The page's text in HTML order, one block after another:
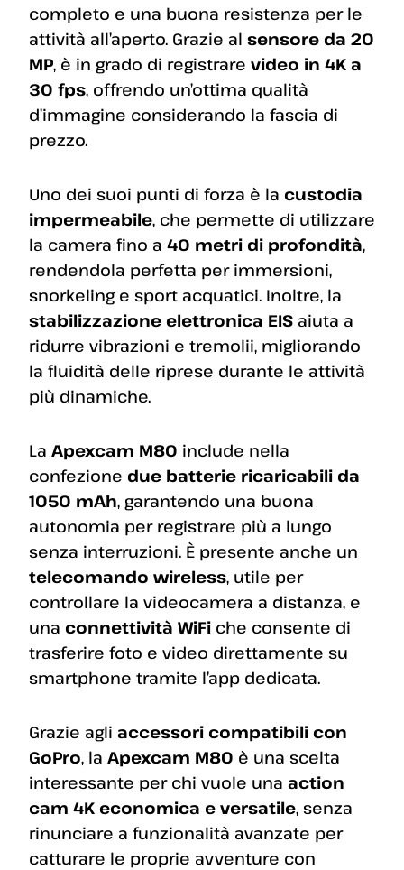
completo e una buona resistenza per le
attività all’aperto. Grazie al sensore da 20
MP, è in grado di registrare video in 4K a
30 fps, offrendo un’ottima qualità
d’immagine considerando la fascia di
prezzo.
Uno dei suoi punti di forza è la custodia
impermeabile, che permette di utilizzare
la camera fino a 40 metri di profondità,
rendendola perfetta per immersioni,
snorkeling e sport acquatici. Inoltre, la
stabilizzazione elettronica EIS aiuta a
ridurre vibrazioni e tremolii, migliorando
la fluidità delle riprese durante le attività
più dinamiche.
La Apexcam M80 include nella
confezione due batterie ricaricabili da
1050 mAh, garantendo una buona
autonomia per registrare più a lungo
senza interruzioni. È presente anche un
telecomando wireless, utile per
controllare la videocamera a distanza, e
una connettività WiFi che consente di
trasferire foto e video direttamente su
smartphone tramite l’app dedicata.
Grazie agli accessori compatibili con
GoPro, la Apexcam M80 è una scelta
interessante per chi vuole una action
cam 4K economica e versatile, senza
rinunciare a funzionalità avanzate per
catturare le proprie avventure con